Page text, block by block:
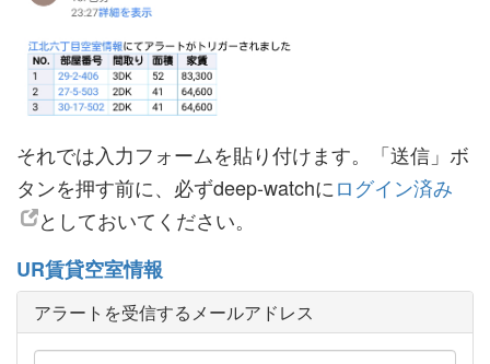
それでは入力フォームを貼り付けます。「送信」ボ
タンを押す前に、必ずdeep-watchにログイン済み
としておいてください。